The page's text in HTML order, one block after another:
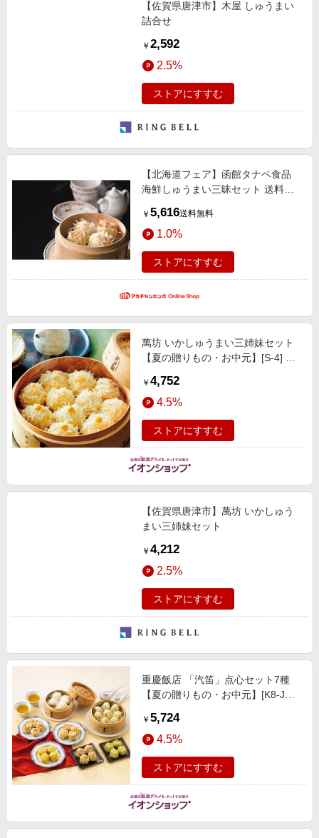
【佐賀県唐津市】木屋 しゅうまい
詰合せ
￥ 2,592
2.5%
ストアにすすむ
【北海道フェア】函館タナベ食品
海鮮しゅうまい三昧セット 送料込
品ギフト 惣菜・缶詰・佃煮・調味
料
￥ 5,616送料無料
1.0%
ストアにすすむ
萬坊 いかしゅうまい三姉妹セット
【夏の贈りもの・お中元】[S-4] 惣
￥ 4,752
4.5%
ストアにすすむ
【佐賀県唐津市】萬坊 いかしゅう
まい三姉妹セット
￥ 4,212
2.5%
ストアにすすむ
重慶飯店 「汽笛」点心セット7種
【夏の贈りもの・お中元】[K8-JH]
￥ 5,724
4.5%
ストアにすすむ